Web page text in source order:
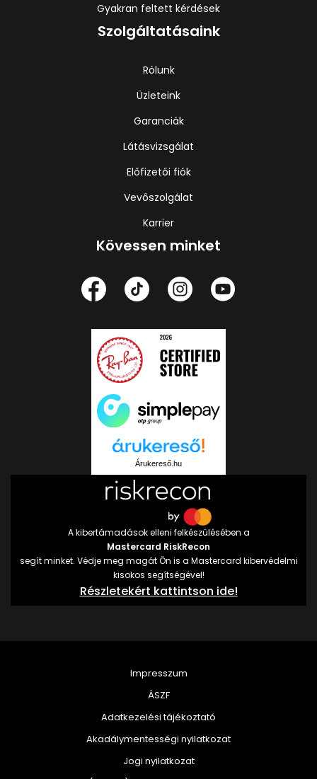
Gyakran feltett kérdések
Szolgáltatásaink
Rólunk
Üzleteink
Garanciák
Látásvizsgálat
Előfizetői fiók
Vevőszolgálat
Karrier
Kövessen minket
Árukereső.hu
A kibertámadások elleni felkészülésében a
Mastercard RiskRecon
segít minket. Védje meg magát Ön is a Mastercard kibervédelmi
kisokos segítségével!
Részletekért kattintson ide!
Impresszum
ÁSZF
Adatkezelési tájékoztató
Akadálymentességi nyilatkozat
Jogi nyilatkozat